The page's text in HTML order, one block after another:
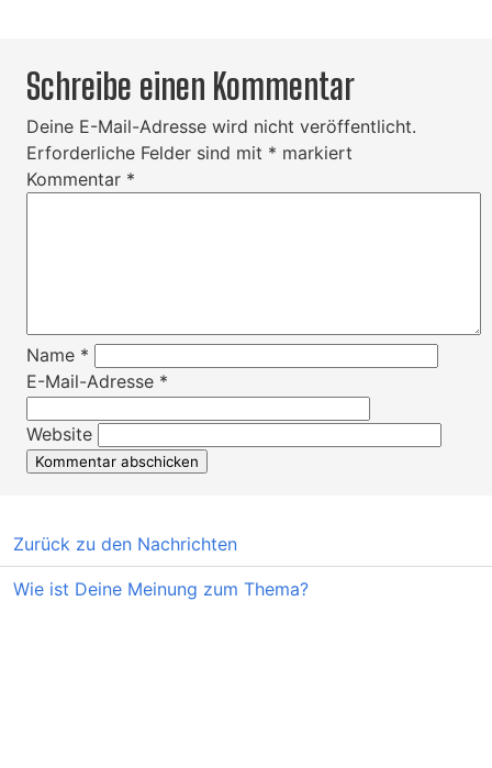
Schreibe einen Kommentar
Deine E-Mail-Adresse wird nicht veröffentlicht.
Erforderliche Felder sind mit * markiert
Kommentar *
Name *
E-Mail-Adresse *
Website
Zurück zu den Nachrichten
Wie ist Deine Meinung zum Thema?